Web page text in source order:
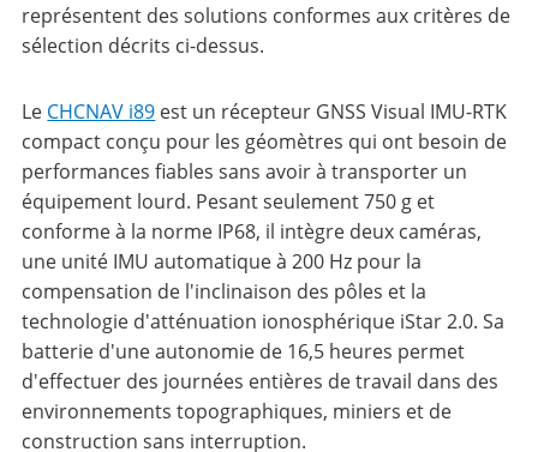
représentent des solutions conformes aux critères de
sélection décrits ci-dessus.
Le CHCNAV i89 est un récepteur GNSS Visual IMU-RTK
compact conçu pour les géomètres qui ont besoin de
performances fiables sans avoir à transporter un
équipement lourd. Pesant seulement 750 g et
conforme à la norme IP68, il intègre deux caméras,
une unité IMU automatique à 200 Hz pour la
compensation de l'inclinaison des pôles et la
technologie d'atténuation ionosphérique iStar 2.0. Sa
batterie d'une autonomie de 16,5 heures permet
d'effectuer des journées entières de travail dans des
environnements topographiques, miniers et de
construction sans interruption.